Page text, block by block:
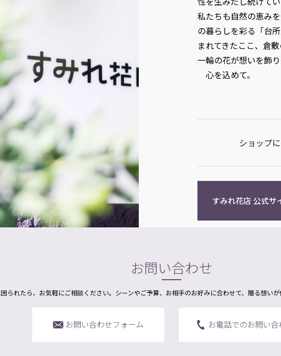
私たちも自然の恵み
の暮らしを彩る「台
まれてきたここ、倉
一輪の花が想いを飾
心を込めて。
ショップ
すみれ花店 公式サ
お問い合わせ
られたら、お気軽にご相談ください。シーンやご予算、お相手のお好みに合わせて、贈る想い
お問い合わせフォーム お電話でのお問い合